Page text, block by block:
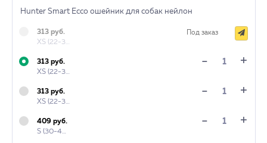
Hunter Smart Ecco ошейник для собак нейлон
313 руб.
XS (22-34 см) бирюзовый
Под заказ
313 руб.
XS (22-34 см) красный
- +
313 руб.
XS (22-34 см) черный
- +
409 руб.
S (30-45 см) красный
- +